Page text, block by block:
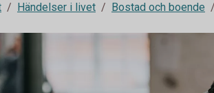
Händelser i livet Bostad och boende